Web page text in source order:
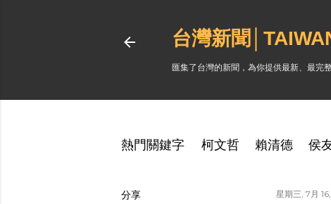
台灣新聞
匯集了台灣的新聞，為你提供最新、最完
熱門關鍵字 柯文哲 賴清德 侯
分享 星期三, 7月